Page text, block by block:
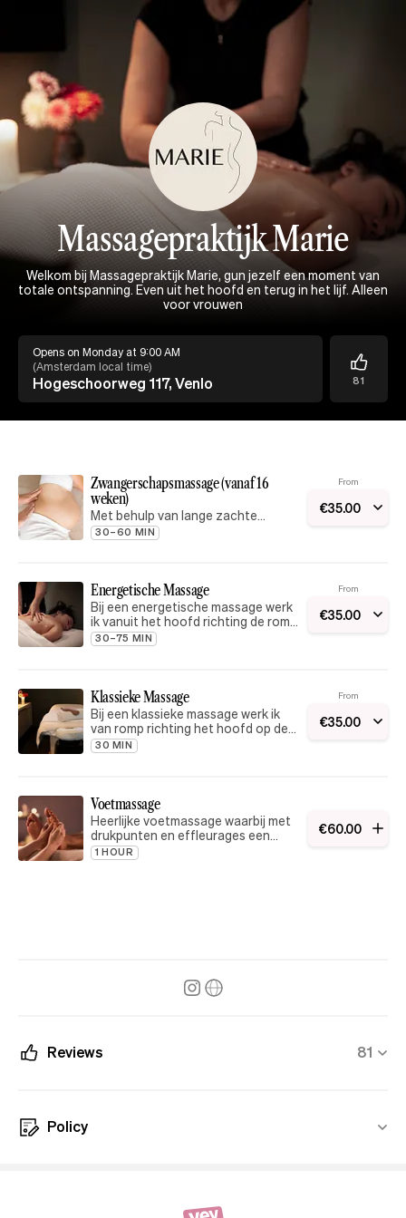
Massagepraktijk Marie
Welkom bij Massagepraktijk Marie, gun jezelf een moment van
totale ontspanning. Even uit het hoofd en terug in het lijf. Alleen
voor vrouwen
Opens on Monday at 9:00 AM
(Amsterdam local time)
Hogeschoorweg 117, Venlo 81
Zwangerschapsmassage (vanaf 16
weken)
Met behulp van lange zachte
strijkingen kom je in een diepere
ontspanning terecht. Goed voor
30–60 MIN
From
€35.00
Energetische Massage
Bij een energetische massage werk
ik vanuit het hoofd richting de romp,
met aandacht voor ademhaling,
voor een diepe ontspanning
30–75 MIN
From
€35.00
Klassieke Massage
Bij een klassieke massage werk ik
van romp richting het hoofd op de
spieren voor een diepe ontspanning.
30 MIN
From
€35.00
Voetmassage
Heerlijke voetmassage waarbij met
drukpunten en effleurages een
diepe ontspanning wordt
bewerkstelligd. Geïnspireerd op de
1 HOUR
€60.00
Reviews 81
Policy